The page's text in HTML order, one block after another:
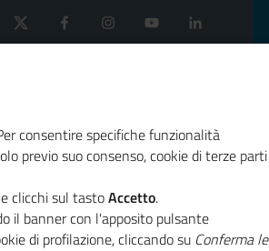
sul portale Finnexta
consentire specifiche funzionalità
previo suo consenso, cookie di terze parti
clicchi sul tastoAccetto.
il banner con l'apposito pulsante
di profilazione, cliccando su Conferma le